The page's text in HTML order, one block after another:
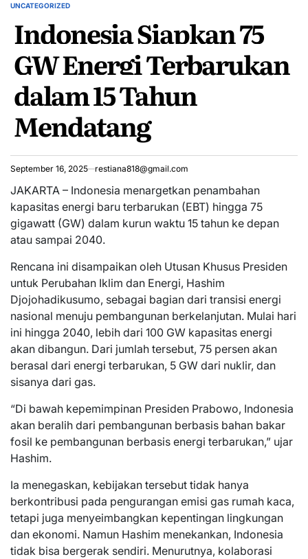
POSTED
UNCATEGORIZED
Indonesia Siapkan 75
GW Energi Terbarukan
dalam 15 Tahun
Mendatang
September 16, 2025 restiana818@gmail.com
JAKARTA – Indonesia menargetkan penambahan
kapasitas energi baru terbarukan (EBT) hingga 75
gigawatt (GW) dalam kurun waktu 15 tahun ke depan
atau sampai 2040.
Rencana ini disampaikan oleh Utusan Khusus Presiden
untuk Perubahan Iklim dan Energi, Hashim
Djojohadikusumo, sebagai bagian dari transisi energi
nasional menuju pembangunan berkelanjutan. Mulai hari
ini hingga 2040, lebih dari 100 GW kapasitas energi
akan dibangun. Dari jumlah tersebut, 75 persen akan
berasal dari energi terbarukan, 5 GW dari nuklir, dan
sisanya dari gas.
“Di bawah kepemimpinan Presiden Prabowo, Indonesia
akan beralih dari pembangunan berbasis bahan bakar
fosil ke pembangunan berbasis energi terbarukan,” ujar
Hashim.
Ia menegaskan, kebijakan tersebut tidak hanya
berkontribusi pada pengurangan emisi gas rumah kaca,
tetapi juga menyeimbangkan kepentingan lingkungan
dan ekonomi. Namun Hashim menekankan, Indonesia
tidak bisa bergerak sendiri. Menurutnya, kolaborasi